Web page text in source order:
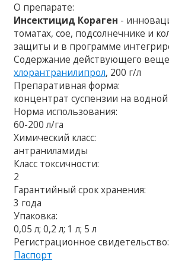
О препарате:
Инсектицид Кораген -
томатах, сое, подсолнечнике и
защиты и в программе
Содержание действующего
хлорантранилипрол, 200 г/л
Препаративная форма:
концентрат суспензии на
Норма использования:
60-200 л/га
Химический класс:
антраниламиды
Класс токсичности:
2
Гарантийный срок хранения:
3 года
Упаковка:
0,05 л; 0,2 л; 1 л; 5 л
Регистрационное свидетельство:
Паспорт